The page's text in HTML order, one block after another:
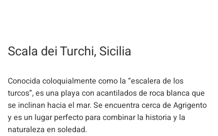
Scala dei Turchi, Sicilia
Conocida coloquialmente como la “escalera de los
turcos”, es una playa con acantilados de roca blanca que
se inclinan hacia el mar. Se encuentra cerca de Agrigento
y es un lugar perfecto para combinar la historia y la
naturaleza en soledad.